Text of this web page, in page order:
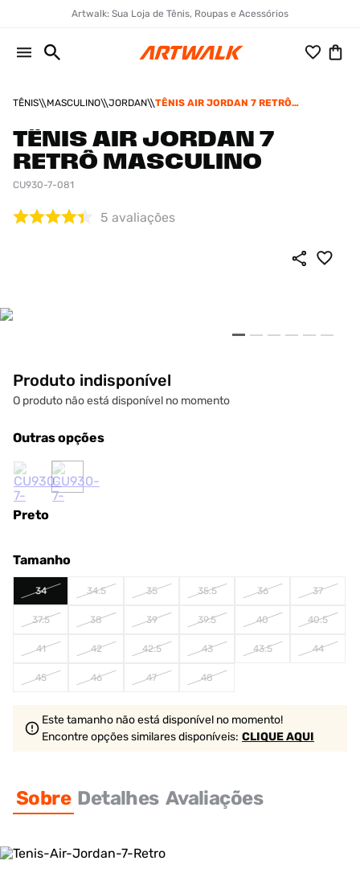
Artwalk: Sua Loja de Tênis, Roupas e Acessórios
TÊNIS MASCULINO JORDAN
TÊNIS AIR JORDAN 7 RETRÔ
TÊNIS AIR JORDAN 7
RETRÔ MASCULINO
CU930-7-081
5 avaliações
Produto indisponível
O produto não está disponível no momento
Outras opções
Preto
Tamanho
34 34.5 35 35.5 36 37
37.5 38 39 39.5 40 40.5
41 42 42.5 43 43.5 44
45 46 47 48
Este tamanho não está disponível no momento!
Encontre opções similaresdisponíveis: CLIQUE AQUI
Sobre Detalhes Avaliações